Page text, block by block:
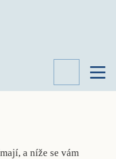
a níže se vám